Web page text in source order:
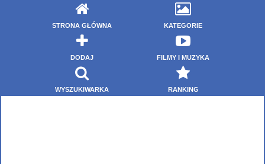
STRONA GŁÓWNA KATEGORIE
DODAJ FILMY I MUZYKA
WYSZUKIWARKA RANKING